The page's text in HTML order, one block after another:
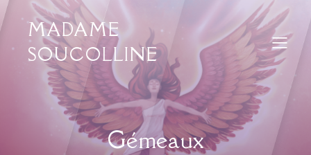
MADAME
SOUCOLLINE
Gémeaux